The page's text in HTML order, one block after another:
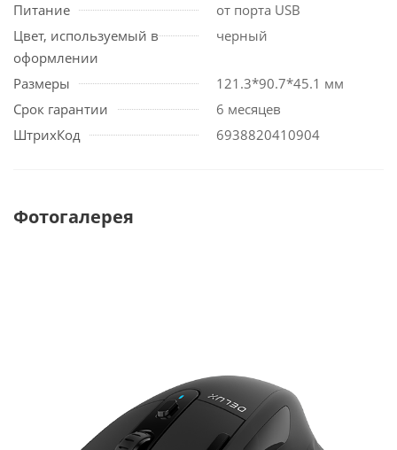
Питание
от порта USB
Цвет, используемый в
оформлении
черный
Размеры
121.3*90.7*45.1 мм
Срок гарантии
6 месяцев
ШтрихКод
6938820410904
Фотогалерея